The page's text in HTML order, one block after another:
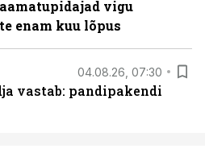
vigu
enam kuu lõpus
04.08.26, 07:30
vastab: pandipakendi